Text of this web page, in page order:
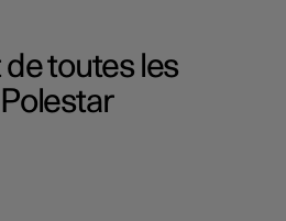
de toutes les